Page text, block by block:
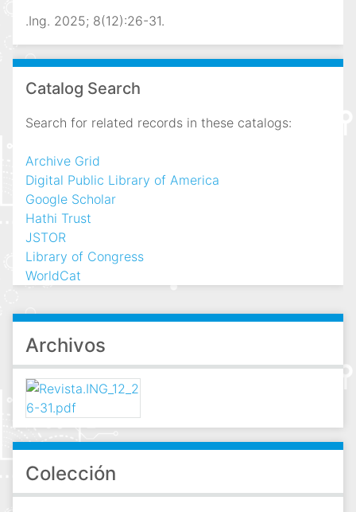
.Ing. 2025; 8(12):26-31.
Catalog Search
Search for related records in these catalogs:
Archive Grid
Digital Public Library of America
Google Scholar
Hathi Trust
JSTOR
Library of Congress
WorldCat
Archivos
Colección